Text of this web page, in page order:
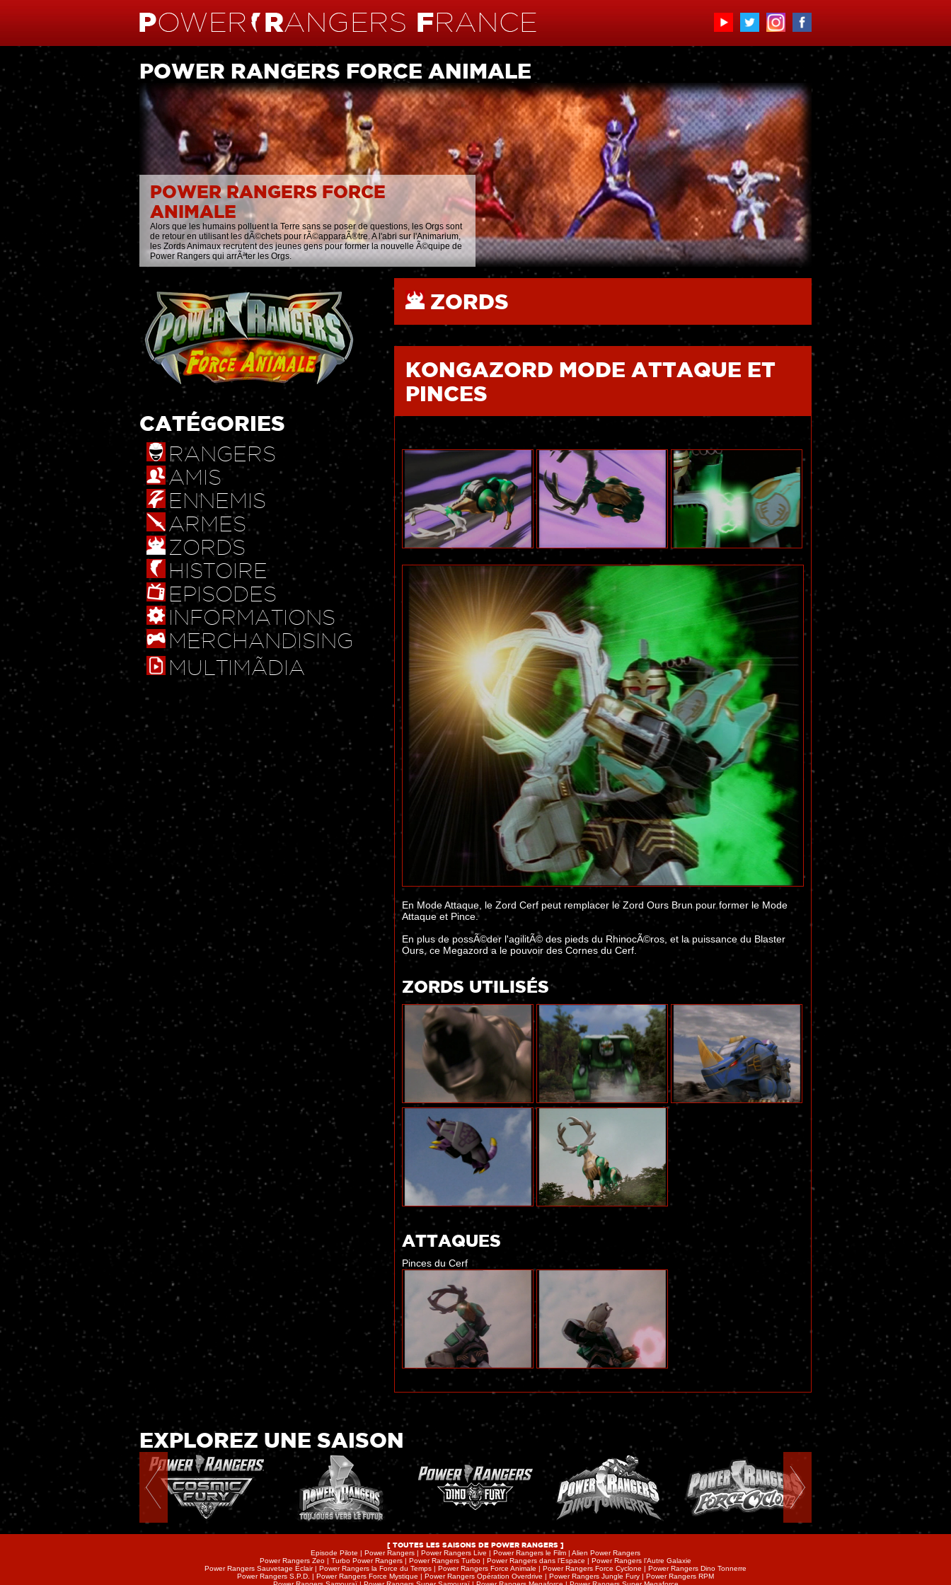
POWER RANGERS FORCE ANIMALE
POWER RANGERS FORCE
ANIMALE
Alors que les humains polluent la Terre sans se poser de questions, les Orgs sont
de retour en utilisant les dÃ©chets pour rÃ©apparaÃ®tre. A l'abri sur l'Animarium,
les Zords Animaux recrutent des jeunes gens pour former la nouvelle Ã©quipe de
Power Rangers qui arrÃªter les Orgs.
CATÉGORIES
RANGERS
AMIS
ENNEMIS
ARMES
ZORDS
HISTOIRE
EPISODES
INFORMATIONS
MERCHANDISING
MULTIMÃDIA
ZORDS
KONGAZORD MODE ATTAQUE ET
PINCES
En Mode Attaque, le Zord Cerf peut remplacer le Zord Ours Brun pour former le Mode
Attaque et Pince.
En plus de possÃ©der l'agilitÃ© des pieds du RhinocÃ©ros, et la puissance du Blaster
Ours, ce Megazord a le pouvoir des Cornes du Cerf.
ZORDS UTILISÉS
ATTAQUES
Pinces du Cerf
EXPLOREZ UNE SAISON
[ TOUTES LES SAISONS DE POWER RANGERS ]
Episode Pilote | Power Rangers | Power Rangers Live | Power Rangers le Film | Alien Power Rangers
Power Rangers Zeo | Turbo Power Rangers | Power Rangers Turbo | Power Rangers dans l’Espace | Power Rangers l’Autre Galaxie
Power Rangers Sauvetage Eclair | Power Rangers la Force du Temps | Power Rangers Force Animale | Power Rangers Force Cyclone | Power Rangers Dino Tonnerre
Power Rangers S.P.D. | Power Rangers Force Mystique | Power Rangers Opération Overdrive | Power Rangers Jungle Fury | Power Rangers RPM